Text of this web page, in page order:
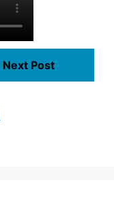
Next Post